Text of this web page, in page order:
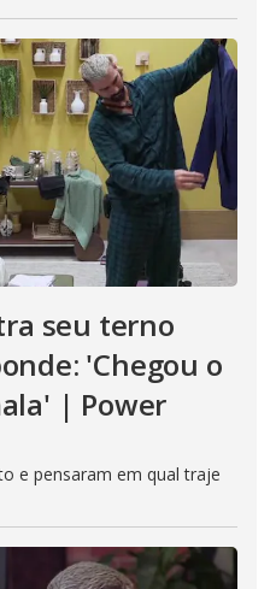
seu terno
'Chegou o
| Power
e pensaram em qual traje